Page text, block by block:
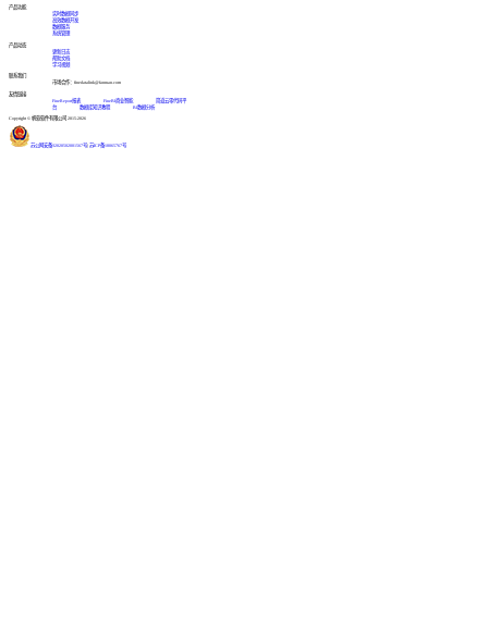
产品功能
实时数据同步
高效数据开发
数据服务
系统管理
产品动态
更新日志
帮助文档
学习视频
联系我们
市场合作：finedatalink@fanruan.com
友情链接
FineReport报表
FineBI商业智能
简道云零代码平
台
数据库知识教程 BI数据分析
Copyright © 帆软软件有限公司 2015-2026
苏公网安备32020502001567号 苏ICP备18065767号